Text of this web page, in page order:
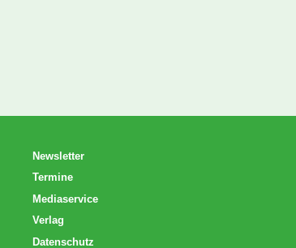
Newsletter
Termine
Mediaservice
Verlag
Datenschutz